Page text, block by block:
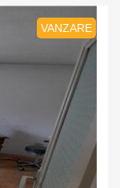
VANZARE